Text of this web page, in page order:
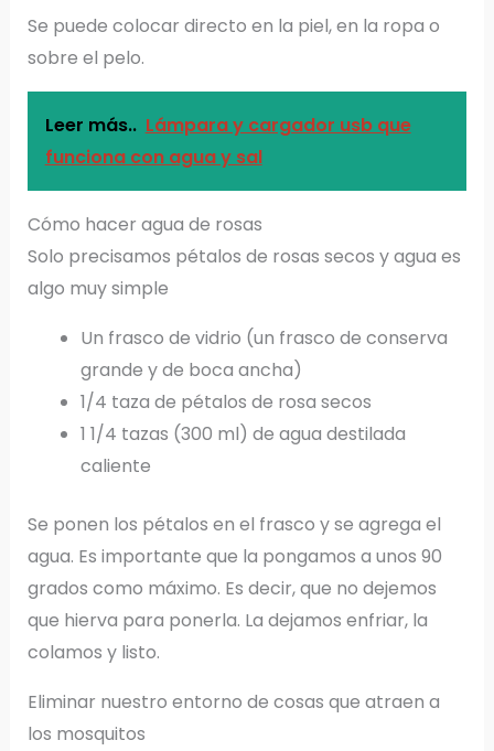
Se puede colocar directo en la piel, en la ropa o
sobre el pelo.
Leer más.. Lámpara y cargador usb que
funciona con agua y sal
Cómo hacer agua de rosas
Solo precisamos pétalos de rosas secos y agua es
algo muy simple
Un frasco de vidrio (un frasco de conserva
grande y de boca ancha)
1/4 taza de pétalos de rosa secos
1 1/4 tazas (300 ml) de agua destilada
caliente
Se ponen los pétalos en el frasco y se agrega el
agua. Es importante que la pongamos a unos 90
grados como máximo. Es decir, que no dejemos
que hierva para ponerla. La dejamos enfriar, la
colamos y listo.
Eliminar nuestro entorno de cosas que atraen a
los mosquitos